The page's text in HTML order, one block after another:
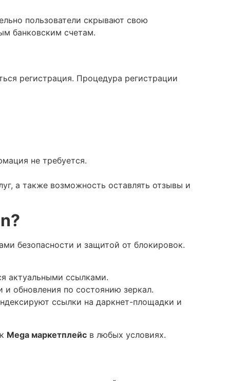
пользователи скрывают свою
банковским счетам.
регистрация. Процедура регистрации
не требуется.
а также возможность оставлять отзывы и
безопасности и защитой от блокировок.
актуальными ссылками.
обновления по состоянию зеркал.
ссылки на даркнет-площадки и
Mega маркетплейс в любых условиях.